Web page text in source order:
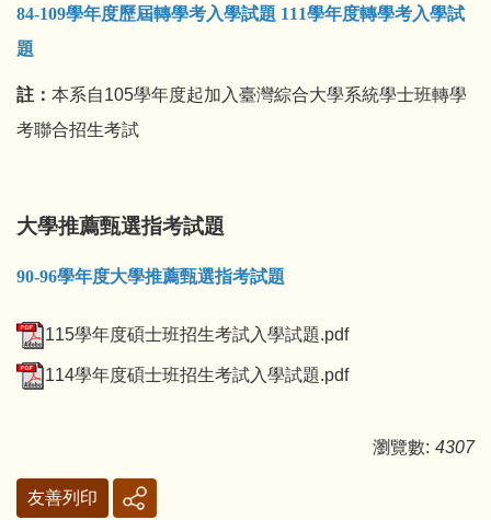
84-109學年度歷屆轉學考入學試題 111學年度轉學考入學試
題
註： 本系自105學年度起加入臺灣綜合大學系統學士班轉學
考聯合招生考試
大學推薦甄選指考試題
90-96學年度大學推薦甄選指考試題
115學年度碩士班招生考試入學試題.pdf
114學年度碩士班招生考試入學試題.pdf
瀏覽數: 4307
友善列印